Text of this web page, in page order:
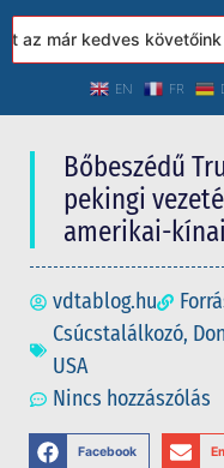
kedves követőink
EN FR
Bőbeszédű
pekingi
amerikai-
vdtablog.hu
Csúcstalálkozó,
USA
Nincs hozzászólás
Facebook